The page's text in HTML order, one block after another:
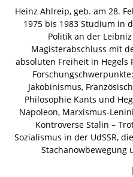
Heinz Ahlreip, geb. am 28.
1975 bis 1983 Studium in
Politik an der
Magisterabschluss mit
absoluten Freiheit in Hegels
Jakobinismus,
Philosophie Kants und
Napoleon, Marxismus-
Kontroverse Stalin –
Sozialismus in der UdSSR,
Stachanowbewegung